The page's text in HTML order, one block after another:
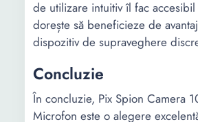
de utilizare intuitiv îl fac
dorește să beneficieze de
dispozitiv de supraveghere
Concluzie
În concluzie, Pix Spion Camera
Microfon este o alegere